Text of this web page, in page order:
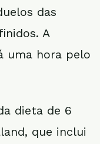
das
A
uma hora pelo
dieta de 6
que inclui